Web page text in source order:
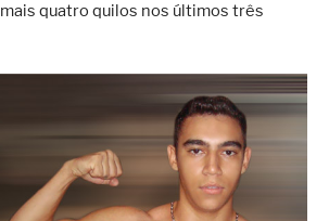
quatro quilos nos últimos três